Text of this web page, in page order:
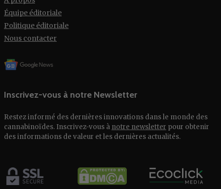
Équipe éditoriale
Politique éditoriale
Nous contacter
Inscrivez-vous à notre Newsletter
Restez informé des dernières innovations dans le monde des
cannabinoïdes. Inscrivez-vous à notre newsletter pour obtenir
des informations de valeur et les dernières actualités.